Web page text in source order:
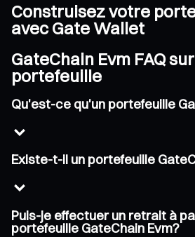
Construisez votre
avec Gate Wallet
GateChain Evm FAQ
portefeuille
Qu'est-ce qu'un portefeuille
Existe-t-il un portefeuille
Puis-je effectuer un retrait à
portefeuille GateChain Evm?